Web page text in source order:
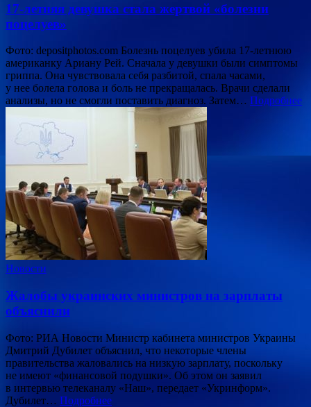
17-летняя девушка стала жертвой «болезни
поцелуев»
Фото: depositphotos.com Болезнь поцелуев убила 17-летнюю
американку Ариану Рей. Сначала у девушки были симптомы
гриппа. Она чувствовала себя разбитой, спала часами,
у нее болела голова и боль не прекращалась. Врачи сделали
анализы, но не смогли поставить диагноз. Затем… Подробнее
Новости
Жалобы украинских министров на зарплаты
объяснили
Фото: РИА Новости Министр кабинета министров Украины
Дмитрий Дубилет объяснил, что некоторые члены
правительства жаловались на низкую зарплату, поскольку
не имеют «финансовой подушки». Об этом он заявил
в интервью телеканалу «Наш», передает «Укринформ».
Дубилет… Подробнее